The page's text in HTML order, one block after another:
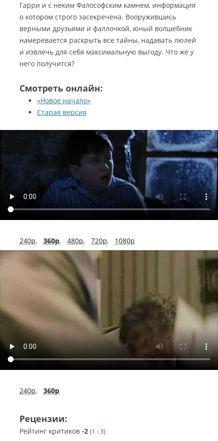
Гарри и с неким Фалософским камнем, информация
о котором строго засекречена. Вооружившись
верными друзьями и фаллочкой, юный волшебник
намеревается раскрыть все тайны, надавать люлей
и извлечь для себя максимальную выгоду. Что же у
него получится?
Смотреть онлайн:
«Новое начало»
Старая версия
240p, 360p, 480p, 720p, 1080p
240p, 360p
Рецензии:
Рейтинг критиков -2 (1 -3)